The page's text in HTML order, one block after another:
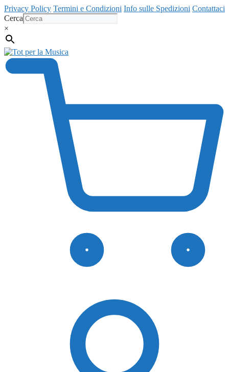
Vai
al
contenuto
Privacy Policy Termini e Condizioni Info sulle Spedizioni Contattaci
Cerca
×